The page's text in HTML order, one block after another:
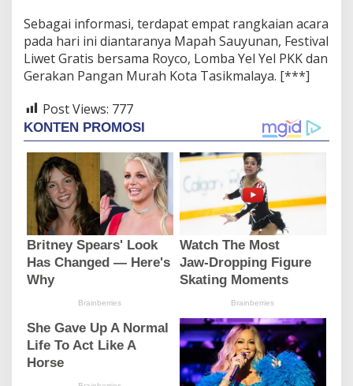
Sebagai informasi, terdapat empat rangkaian acara
pada hari ini diantaranya Mapah Sauyunan, Festival
Liwet Gratis bersama Royco, Lomba Yel Yel PKK dan
Gerakan Pangan Murah Kota Tasikmalaya. [***]
Post Views: 777